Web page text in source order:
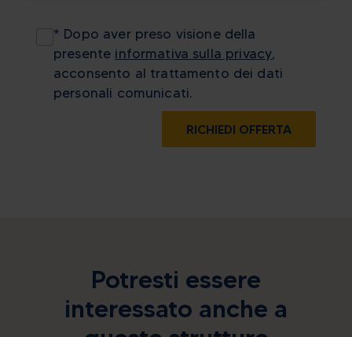
* Dopo aver preso visione della
presente informativa sulla privacy,
acconsento al trattamento dei dati
personali comunicati.
RICHIEDI OFFERTA
Potresti essere
interessato anche a